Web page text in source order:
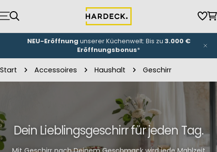
Inhalt
springen
NEU-Eröffnung unserer Küchenwelt: Bis zu 3.000 €
Eröffnungsbonus*
Start Accessoires Haushalt Geschirr
Dein Lieblingsgeschirr für jeden Tag.